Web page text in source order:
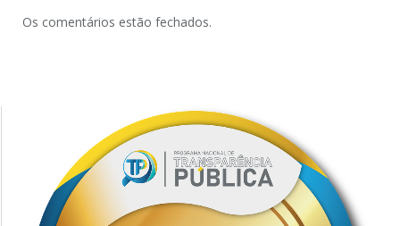
Os comentários estão fechados.